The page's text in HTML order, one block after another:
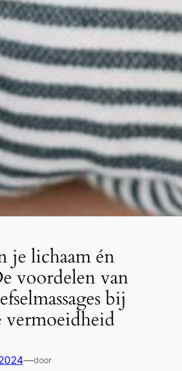
je lichaam én
voordelen van
bij
vermoeidheid
—door